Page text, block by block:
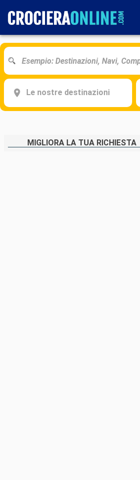
Le nostre destinazioni
MIGLIORA LA TUA RICHIESTA